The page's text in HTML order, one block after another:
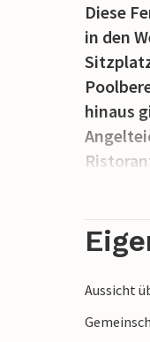
Diese
in den
hinaus
Wein
vor Ort
durch
will man
hier
Aussicht